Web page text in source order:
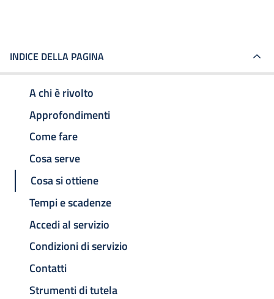
INDICE DELLA PAGINA
A chi è rivolto
Approfondimenti
Come fare
Cosa serve
Cosa si ottiene
Tempi e scadenze
Accedi al servizio
Condizioni di servizio
Contatti
Strumenti di tutela